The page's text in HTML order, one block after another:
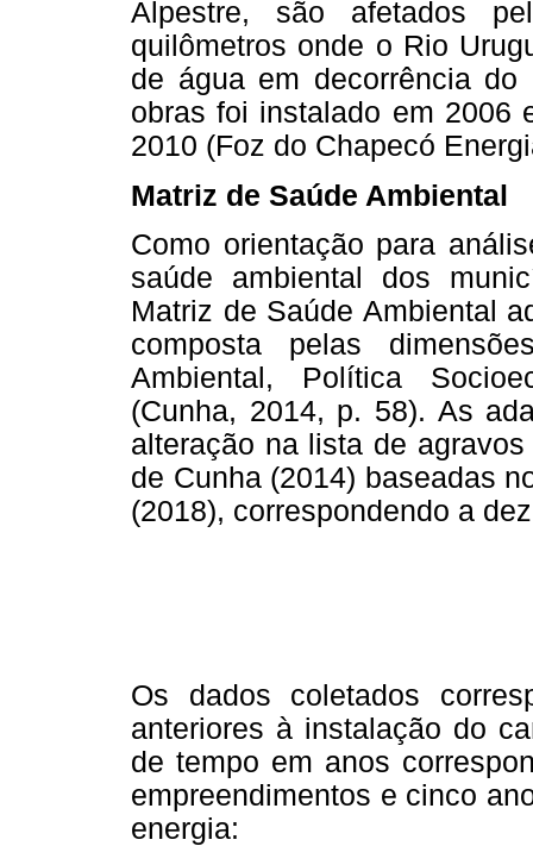
Alpestre, são afetados
quilômetros onde o Rio
de água em decorrência
obras foi instalado em 2006
2010 (Foz do Chapecó
Matriz de Saúde Ambiental
Como orientação para
saúde ambiental dos
Matriz de Saúde Ambiental
composta pelas
Ambiental, Política
(Cunha, 2014, p. 58). As
alteração na lista de
de Cunha (2014) baseadas
(2018), correspondendo a
Os dados coletados
anteriores à instalação do
de tempo em anos
empreendimentos e cinco
energia: